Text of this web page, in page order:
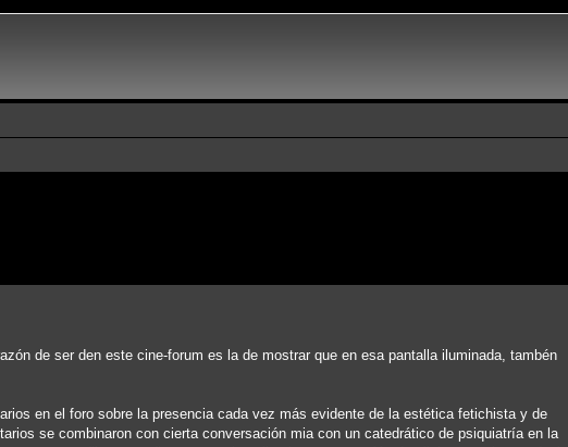
de ser den este cine-forum es la de mostrar que en esa pantalla iluminada, tambén
en el foro sobre la presencia cada vez más evidente de la estética fetichista y de
se combinaron con cierta conversación mia con un catedrático de psiquiatría en la